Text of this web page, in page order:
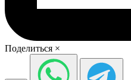
Поделиться ×